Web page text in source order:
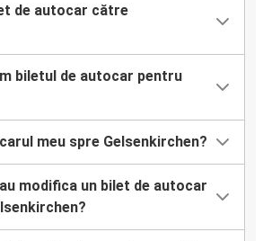
de autocar către
biletul de autocar pentru
meu spre Gelsenkirchen?
modifica un bilet de autocar